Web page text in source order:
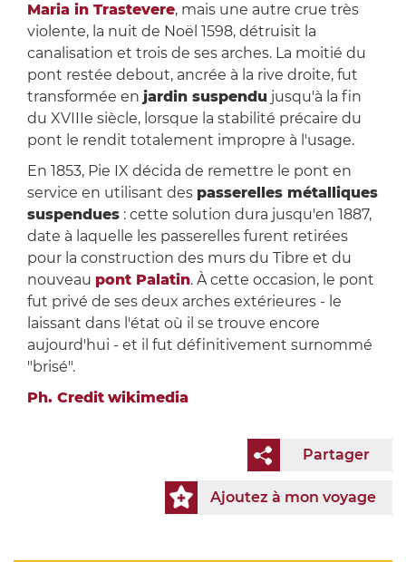
Maria in Trastevere, mais une autre crue très
violente, la nuit de Noël 1598, détruisit la
canalisation et trois de ses arches. La moitié du
pont restée debout, ancrée à la rive droite, fut
transformée en jardin suspendu jusqu'à la fin
du XVIIIe siècle, lorsque la stabilité précaire du
pont le rendit totalement impropre à l'usage.
En 1853, Pie IX décida de remettre le pont en
service en utilisant des passerelles métalliques
suspendues: cette solution dura jusqu'en 1887,
date à laquelle les passerelles furent retirées
pour la construction des murs du Tibre et du
nouveau pont Palatin. À cette occasion, le pont
fut privé de ses deux arches extérieures - le
laissant dans l'état où il se trouve encore
aujourd'hui - et il fut définitivement surnommé
"brisé".
Ph. Credit wikimedia
Partager
Ajoutez à mon voyage